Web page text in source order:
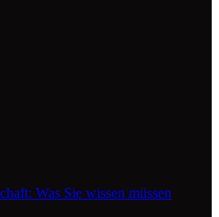
Was Sie wissen müssen